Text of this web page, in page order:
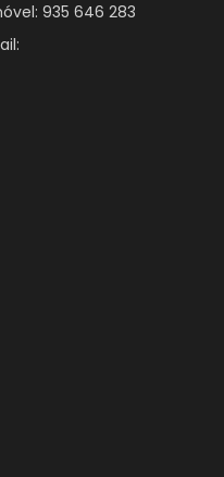
935 646 283